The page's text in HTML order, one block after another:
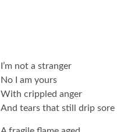
I’m not a stranger
No I am yours
With crippled anger
And tears that still drip sore